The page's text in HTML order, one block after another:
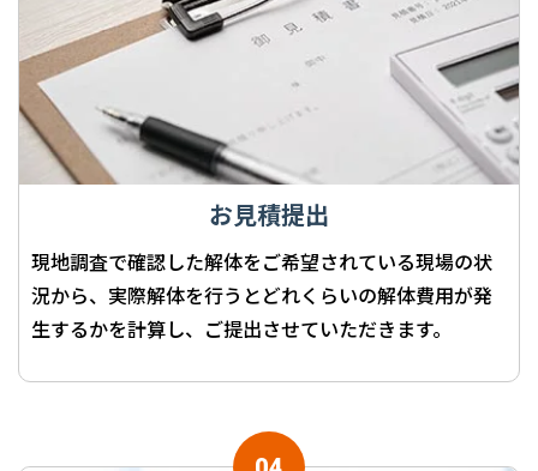
お見積提出
現地調査で確認した解体をご希望されている現場の状
況から、実際解体を行うとどれくらいの解体費用が発
生するかを計算し、ご提出させていただきます。